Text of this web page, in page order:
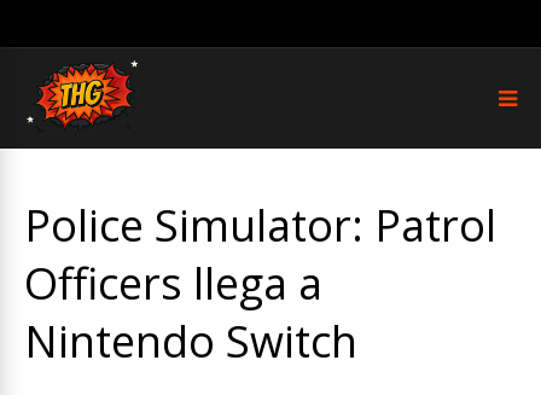
Police Simulator: Patrol
Officers llega a
Nintendo Switch